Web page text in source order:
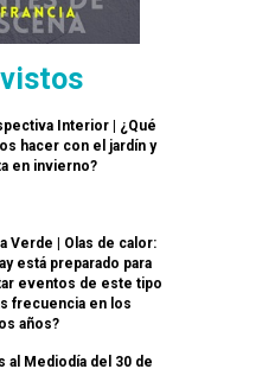
Interior | ¿Qué
hacer con el jardín y
en invierno?
Verde | Olas de calor:
está preparado para
eventos de este tipo
frecuencia en los
años?
al Mediodía del 30 de